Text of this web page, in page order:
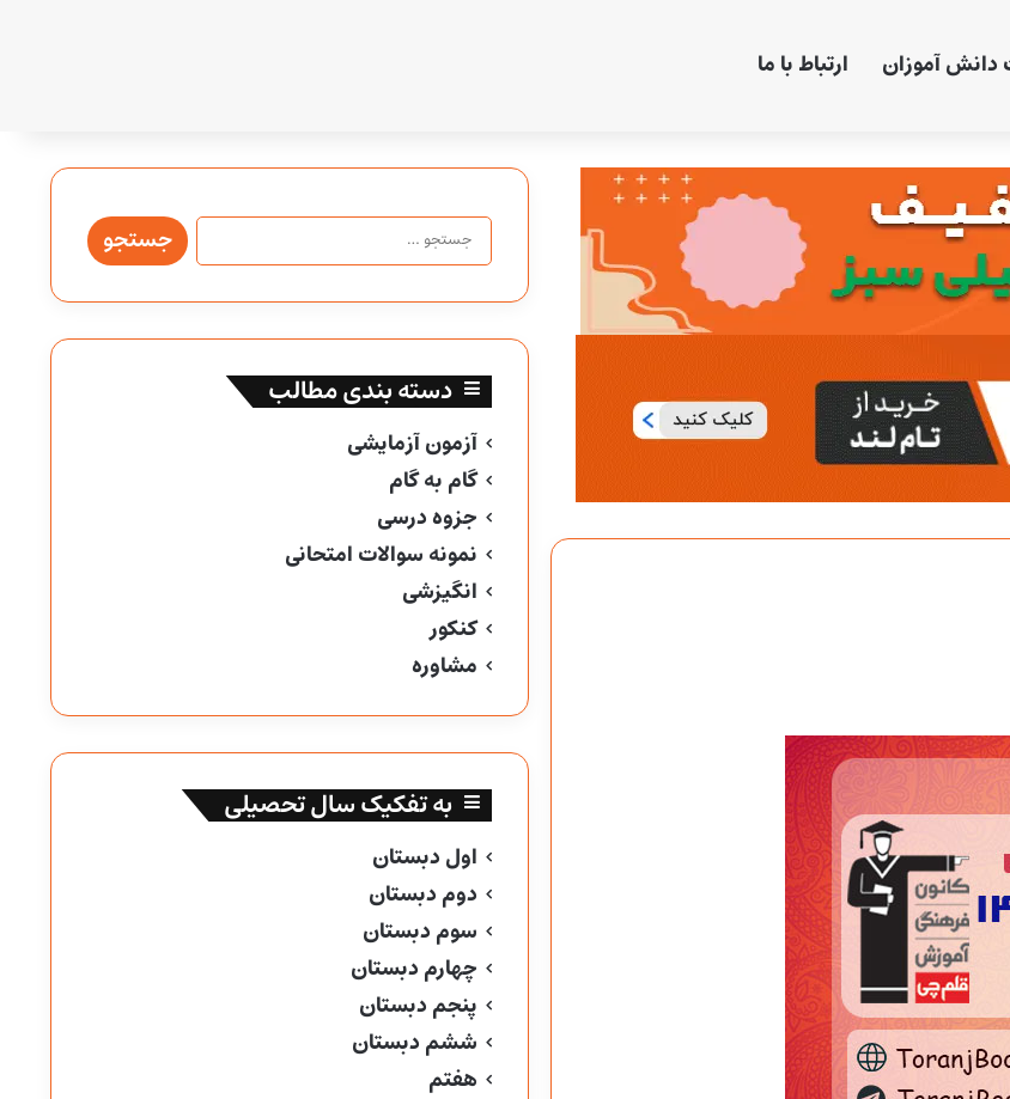
دانش آموزان ارتباط با ما
جستجو
برای:
دسته بندی مطالب
آزمون آزمایشی
گام به گام
جزوه درسی
نمونه سوالات امتحانی
انگیزشی
کنکور
مشاوره
به تفکیک سال تحصیلی
اول دبستان
دوم دبستان
سوم دبستان
چهارم دبستان
پنجم دبستان
ششم دبستان
هفتم